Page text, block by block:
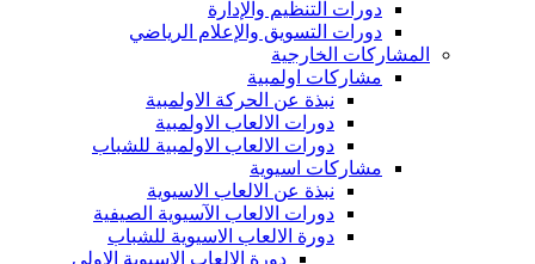
دورات التنظيم والإدارة
دورات التسويق والإعلام الرياضي
المشاركات الخارجية
مشاركات اولمبية
نبذة عن الحركة الاولمبية
دورات الالعاب الاولمبية
دورات الالعاب الاولمبية للشباب
مشاركات اسيوية
نبذة عن الالعاب الاسيوية
دورات الالعاب الآسيوية الصيفية
دورة الالعاب الاسيوية للشباب
دورة الالعاب الاسيوية الاولى